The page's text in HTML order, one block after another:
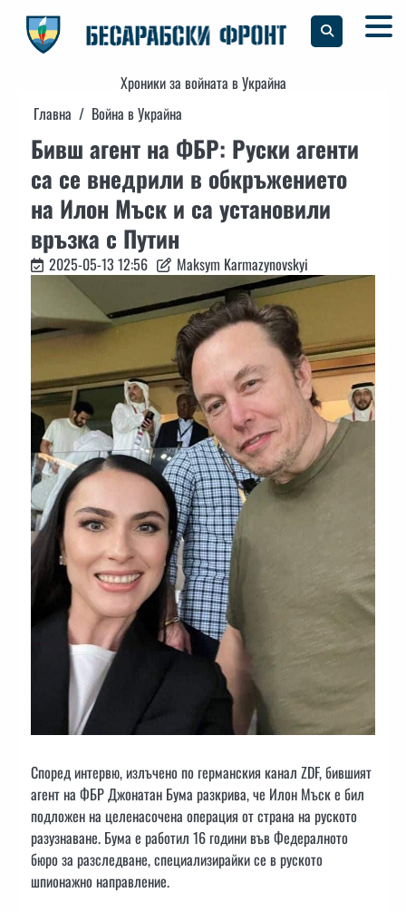
content
Хроники за войната в Украйна
Главна
Война в Украйна
Бивш агент на ФБР: Руски агенти
са се внедрили в обкръжението
на Илон Мъск и са установили
връзка с Путин
2025-05-13 12:56 Maksym Karmazynovskyi
Според интервю, излъчено по германския канал ZDF, бившият
агент на ФБР Джонатан Бума разкрива, че Илон Мъск е бил
подложен на целенасочена операция от страна на руското
разузнаване. Бума е работил 16 години във Федералното
бюро за разследване, специализирайки се в руското
шпионажно направление.